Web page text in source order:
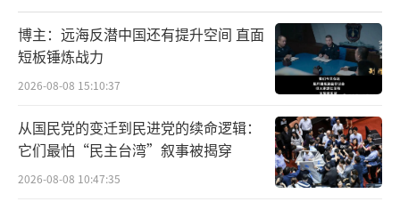
博主：远海反潜中国还有提升空间 直面
短板锤炼战力
2026-08-08 15:10:37
从国民党的变迁到民进党的续命逻辑：
它们最怕“民主台湾”叙事被揭穿
2026-08-08 10:47:35